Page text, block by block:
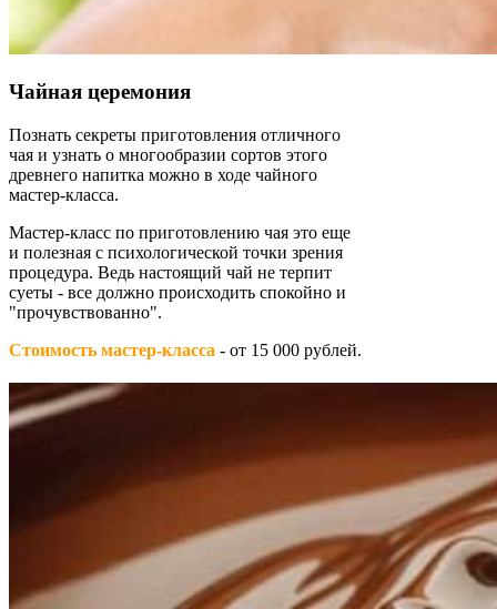
Чайная церемония
Познать секреты приготовления отличного
чая и узнать о многообразии сортов этого
древнего напитка можно в ходе чайного
мастер-класса.
Мастер-класс по приготовлению чая это еще
и полезная с психологической точки зрения
процедура. Ведь настоящий чай не терпит
суеты - все должно происходить спокойно и
"прочувствованно".
Стоимость мастер-класса - от 15 000 рублей.